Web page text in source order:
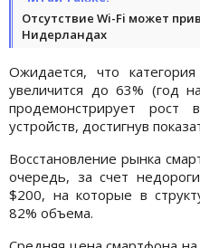
Отсутствие Wi-Fi может
Нидерландах
Ожидается, что
увеличится до 63% (год
продемонстрирует
устройств, достигнув
Восстановление рынка
очередь, за счет
$200, на которые в
82% объема.